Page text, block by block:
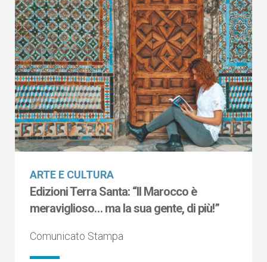
ARTE E CULTURA
Edizioni Terra Santa: “Il Marocco è
meraviglioso… ma la sua gente, di più!”
Comunicato Stampa